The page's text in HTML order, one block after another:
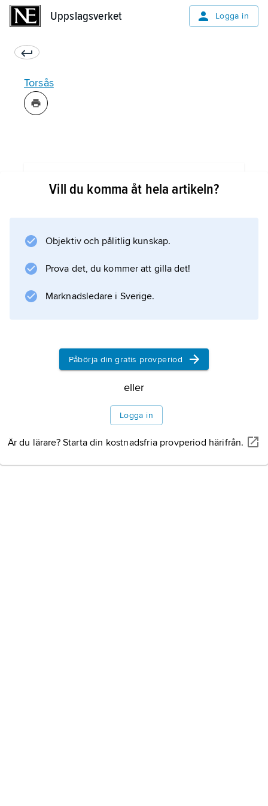
Uppslagsverket Logga in
Torsås
Vill du komma åt hela artikeln?
Objektiv och pålitlig kunskap.
Prova det, du kommer att gilla det!
Marknadsledare i Sverige.
Påbörja din gratis provperiod
eller
Logga in
Är du lärare? Starta din kostnadsfria provperiod härifrån.